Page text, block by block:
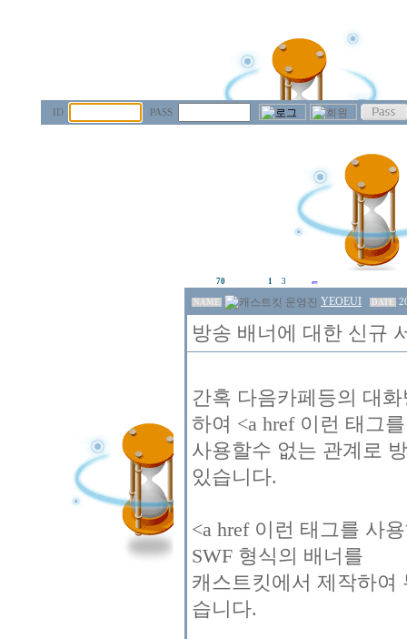
ID PASS
70 1 3
NAME YEOEUI DATE
방송 배너에 대한 신규
간혹 다음카페등의 대
하여 <a href 이런 태그를
사용할수 없는 관계로
있습니다.
<a href 이런 태그를 사
SWF 형식의 배너를
캐스트킷에서 제작하여
습니다.